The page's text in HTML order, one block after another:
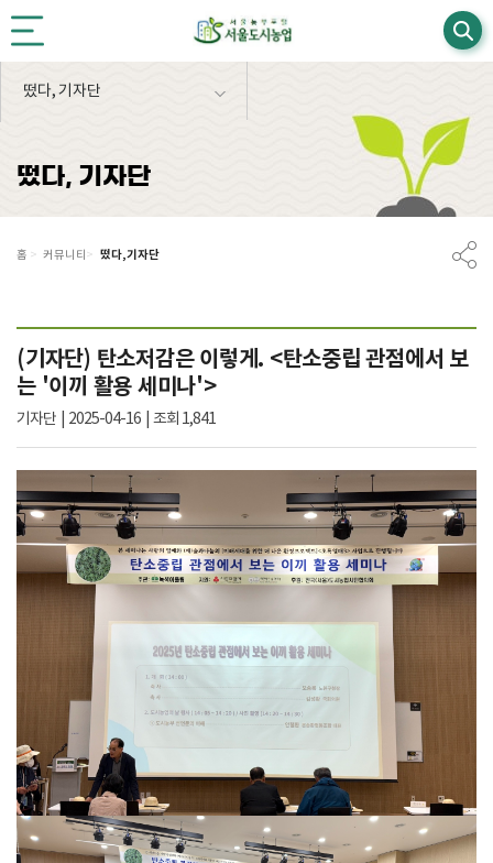
본문영역 바로가기
메인메뉴 바로가기
하단링크 바로가기
떴다, 기자단
떴다, 기자단
홈 > 커뮤니티 > 떴다, 기자단
(기자단) 탄소저감은 이렇게. <탄소중립 관점에서 보
는 '이끼 활용 세미나'>
기자단 2025-04-16 조회 1,841